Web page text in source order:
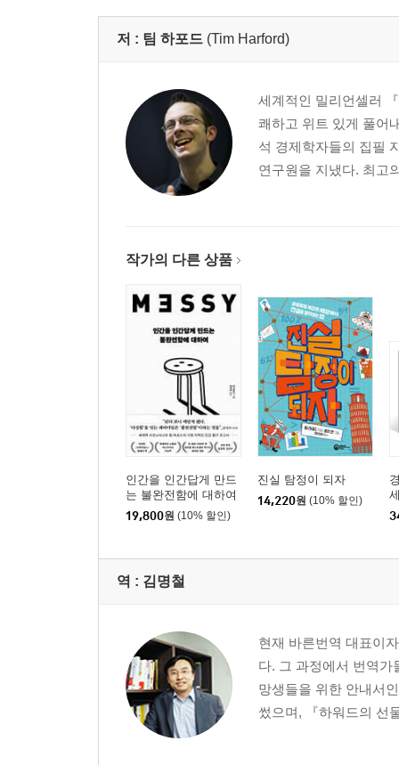
저 : 팀 하포드 (Tim Harford)
세계적인 밀리언셀러
쾌하고 위트 있게 풀어
석 경제학자들의 집필
연구원을 지냈다. 최고
작가의 다른 상품
인간을 인간답게 만드
는 불완전함에 대하여
19,800원 (10% 할인)
진실 탐정이 되자
14,220원 (10% 할인)
역 : 김명철
현재 바른번역 대표이
다. 그 과정에서 번역
망생들을 위한 안내서
썼으며, 『하워드의 선